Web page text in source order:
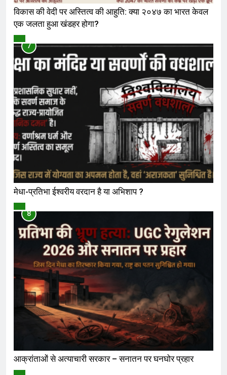
विकास की वेदी पर अस्तित्व की आहुति: क्या २०४७ का भारत केवल
एक जलता हुआ खंडहर होगा?
7
मेधा-प्रतिभा ईश्वरीय वरदान है या अभिशाप ?
8
आक्रांताओं से अत्याचारी सरकार – सनातन पर घनघोर प्रहार